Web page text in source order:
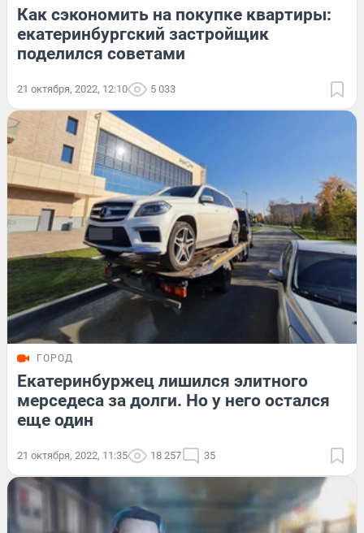
Как сэкономить на покупке квартиры:
екатеринбургский застройщик
поделился советами
21 октября, 2022, 12:10 5 033
ГОРОД
Екатеринбуржец лишился элитного
мерседеса за долги. Но у него остался
еще один
21 октября, 2022, 11:35 18 257 35